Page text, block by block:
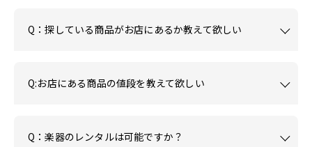
Q：探している商品がお店にあるか教えて欲しい
Q:お店にある商品の値段を教えて欲しい
Q：楽器のレンタルは可能ですか？